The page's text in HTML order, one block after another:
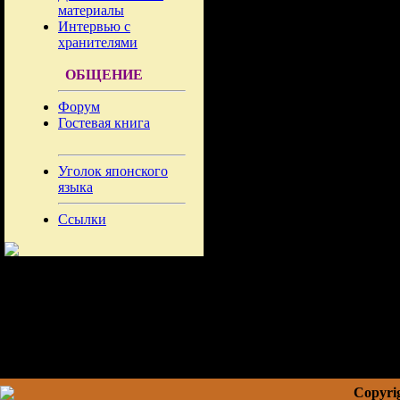
материалы
Интервью с
хранителями
ОБЩЕНИЕ
Форум
Гостевая книга
Уголок японского
языка
Ссылки